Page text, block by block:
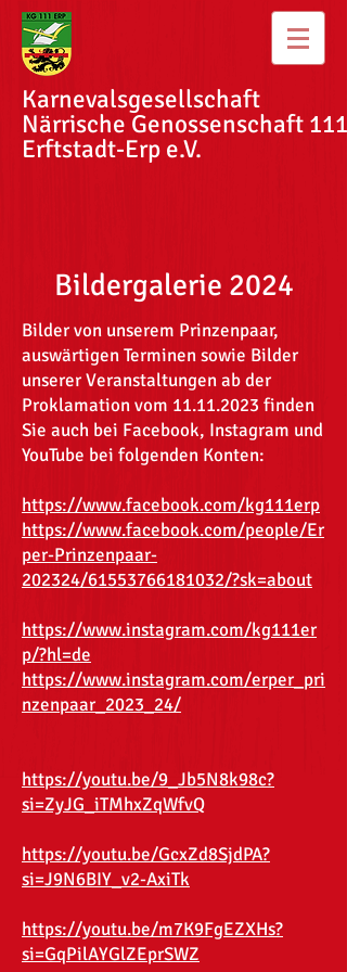
Karnevalsgesellschaft
Närrische Genossenschaft 111
Erftstadt-Erp e.V.
Bildergalerie 2024
Bilder von unserem Prinzenpaar,
auswärtigen Terminen sowie Bilder
unserer Veranstaltungen ab der
Proklamation vom 11.11.2023 finden
Sie auch bei Facebook, Instagram und
YouTube bei folgenden Konten:
https://www.facebook.com/kg111erp
https://www.facebook.com/people/Er
per-Prinzenpaar-
202324/61553766181032/?sk=about
https://www.instagram.com/kg111er
p/?hl=de
https://www.instagram.com/erper_pri
nzenpaar_2023_24/
https://youtu.be/9_Jb5N8k98c?
si=ZyJG_iTMhxZqWfvQ
https://youtu.be/GcxZd8SjdPA?
si=J9N6BIY_v2-AxiTk
https://youtu.be/m7K9FgEZXHs?
si=GqPilAYGlZEprSWZ